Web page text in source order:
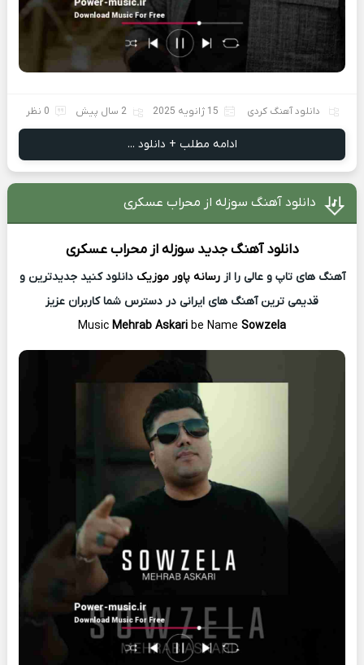
دانلود آهنگ کردی 15 ژانویه 2025 2 سال پیش 0 نظر
ادامه مطلب + دانلود ...
دانلود آهنگ سوزله از محراب عسکری
دانلود آهنگ جدید سوزله ازمحراب عسکری
آهنگ های تاپ و عالی را ازرسانه پاور موزیک دانلود کنید جدیدترین و
قدیمی ترین آهنگ های ایرانی در دسترس شما کاربران عزیز
Music Mehrab Askari be Name Sowzela